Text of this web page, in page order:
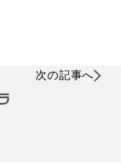
次の記事へ